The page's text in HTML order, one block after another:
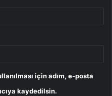
için adım, e-posta
kaydedilsin.